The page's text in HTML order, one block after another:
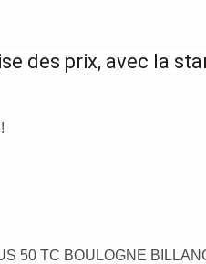
des prix, avec la
50 TC BOULOGNE